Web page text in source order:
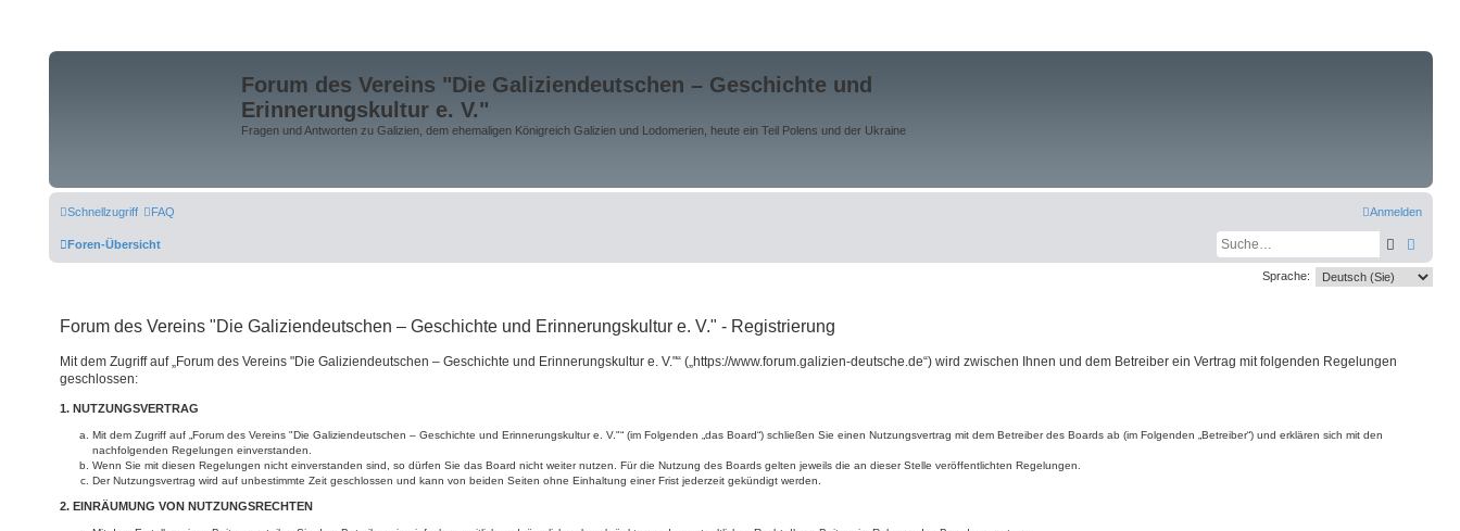
Forum des Vereins "Die Galiziendeutschen – Geschichte und
Erinnerungskultur e. V."
Fragen und Antworten zu Galizien, dem ehemaligen Königreich Galizien und Lodomerien, heute ein Teil Polens und der Ukraine
Schnellzugriff FAQ Anmelden
Foren-Übersicht Suche
Sprache:
Forum des Vereins "Die Galiziendeutschen – Geschichte und Erinnerungskultur e. V." - Registrierung
Mit dem Zugriff auf „Forum des Vereins "Die Galiziendeutschen – Geschichte und Erinnerungskultur e. V."“ („https://www.forum.galizien-deutsche.de“) wird zwischen Ihnen und dem Betreiber ein Vertrag mit folgenden Regelungen
geschlossen:
1. NUTZUNGSVERTRAG
Mit dem Zugriff auf „Forum des Vereins "Die Galiziendeutschen – Geschichte und Erinnerungskultur e. V."“ (im Folgenden „das Board“) schließen Sie einen Nutzungsvertrag mit dem Betreiber des Boards ab (im Folgenden „Betreiber“) und erklären sich mit den
nachfolgenden Regelungen einverstanden.
Wenn Sie mit diesen Regelungen nicht einverstanden sind, so dürfen Sie das Board nicht weiter nutzen. Für die Nutzung des Boards gelten jeweils die an dieser Stelle veröffentlichten Regelungen.
Der Nutzungsvertrag wird auf unbestimmte Zeit geschlossen und kann von beiden Seiten ohne Einhaltung einer Frist jederzeit gekündigt werden.
2. EINRÄUMUNG VON NUTZUNGSRECHTEN